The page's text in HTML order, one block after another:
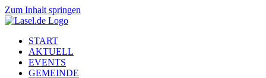
Zum Inhalt springen
START
AKTUELL
EVENTS
GEMEINDE